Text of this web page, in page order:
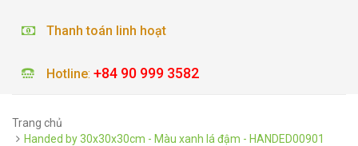
Thanh toán linh hoạt
Hotline: +84 90 999 3582
Trang chủ
Handed by 30x30x30cm - Màu xanh lá đậm - HANDED00901